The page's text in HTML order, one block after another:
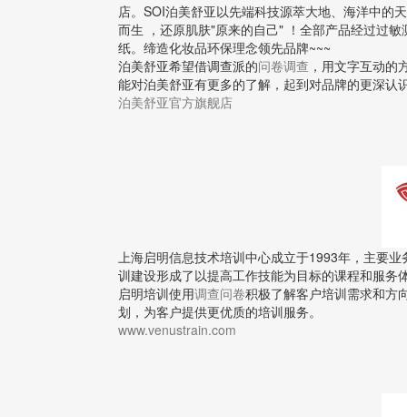
店。SOI泊美舒亚以先端科技源萃大地、海洋中的
而生 ，还原肌肤"原来的自己" ！全部产品经过过
纸。缔造化妆品环保理念领先品牌~~~
泊美舒亚希望借调查派的问卷调查 ，用文字互动的
能对泊美舒亚有更多的了解，起到对品牌的更深认
泊美舒亚官方旗舰店
上海启明信息技术培训中心成立于1993年，主要
训建设形成了以提高工作技能为目标的课程和服
启明培训使用调查问卷积极了解客户培训需求和方
划，为客户提供更优质的培训服务。
www.venustrain.com